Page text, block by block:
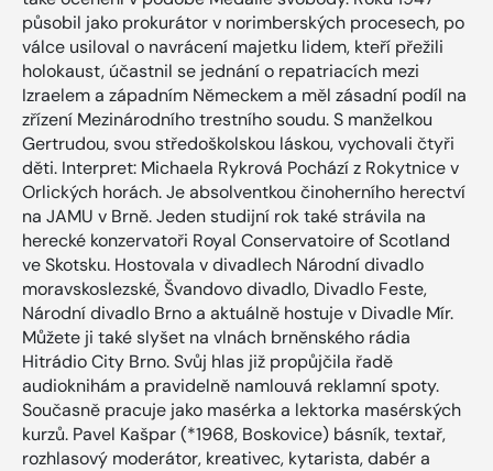
působil jako prokurátor v norimberských procesech, po
válce usiloval o navrácení majetku lidem, kteří přežili
holokaust, účastnil se jednání o repatriacích mezi
Izraelem a západním Německem a měl zásadní podíl na
zřízení Mezinárodního trestního soudu. S manželkou
Gertrudou, svou středoškolskou láskou, vychovali čtyři
děti. Interpret: Michaela Rykrová Pochází z Rokytnice v
Orlických horách. Je absolventkou činoherního herectví
na JAMU v Brně. Jeden studijní rok také strávila na
herecké konzervatoři Royal Conservatoire of Scotland
ve Skotsku. Hostovala v divadlech Národní divadlo
moravskoslezské, Švandovo divadlo, Divadlo Feste,
Národní divadlo Brno a aktuálně hostuje v Divadle Mír.
Můžete ji také slyšet na vlnách brněnského rádia
Hitrádio City Brno. Svůj hlas již propůjčila řadě
audioknihám a pravidelně namlouvá reklamní spoty.
Současně pracuje jako masérka a lektorka masérských
kurzů. Pavel Kašpar (*1968, Boskovice) básník, textař,
rozhlasový moderátor, kreativec, kytarista, dabér a